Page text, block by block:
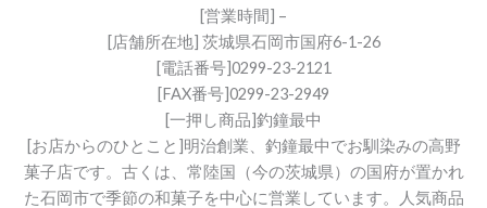
[営業時間] –
[店舗所在地] 茨城県石岡市国府6-1-26
[電話番号]0299-23-2121
[FAX番号]0299-23-2949
[一押し商品]釣鐘最中
[お店からのひとこと]明治創業、釣鐘最中でお馴染みの高野
菓子店です。古くは、常陸国（今の茨城県）の国府が置かれ
た石岡市で季節の和菓子を中心に営業しています。人気商品